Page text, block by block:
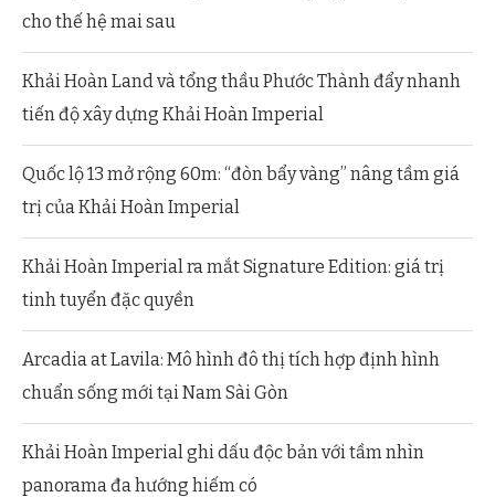
cho thế hệ mai sau
Khải Hoàn Land và tổng thầu Phước Thành đẩy nhanh
tiến độ xây dựng Khải Hoàn Imperial
Quốc lộ 13 mở rộng 60m: “đòn bẩy vàng” nâng tầm giá
trị của Khải Hoàn Imperial
Khải Hoàn Imperial ra mắt Signature Edition: giá trị
tinh tuyển đặc quyền
Arcadia at Lavila: Mô hình đô thị tích hợp định hình
chuẩn sống mới tại Nam Sài Gòn
Khải Hoàn Imperial ghi dấu độc bản với tầm nhìn
panorama đa hướng hiếm có